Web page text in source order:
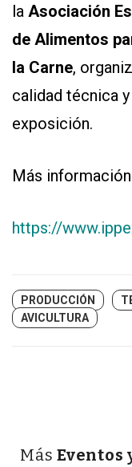
la Asociación
de Alimentos
la Carne,
calidad técnica
exposición.
Más
https://
PRODUCCIÓN
AVICULTURA
Más Eventos